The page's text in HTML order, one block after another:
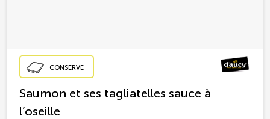
CONSERVE
Saumon et ses tagliatelles sauce à
l’oseille